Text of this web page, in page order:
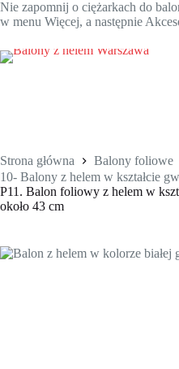
Nie zapomnij o ciężarkach do
w menu Więcej, a następnie
Przejdź
Strona główna
Balony foliowe
10- Balony z helem w kształcie
P11. Balon foliowy z helem w
około 43 cm